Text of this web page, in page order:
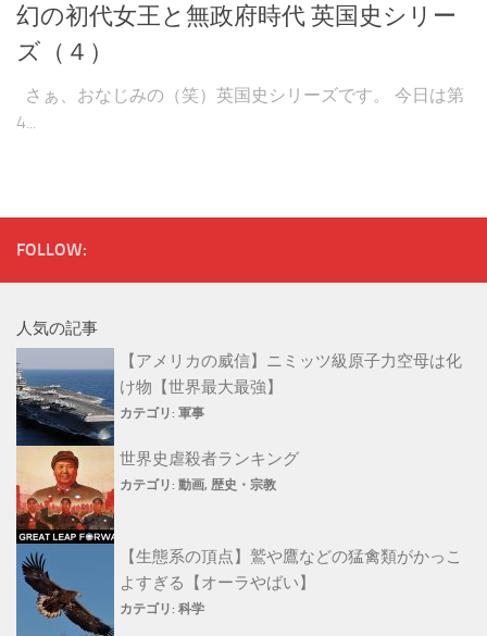
幻の初代女王と無政府時代 英国史シリー
ズ（４）
さぁ、おなじみの（笑）英国史シリーズです。 今日は第
4...
FOLLOW:
人気の記事
【アメリカの威信】ニミッツ級原子力空母は化
け物【世界最大最強】
カテゴリ: 軍事
世界史虐殺者ランキング
カテゴリ: 動画, 歴史・宗教
【生態系の頂点】鷲や鷹などの猛禽類がかっこ
よすぎる【オーラやばい】
カテゴリ: 科学